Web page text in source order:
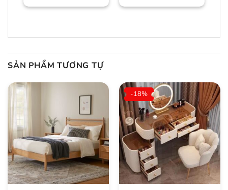
dẻ/màu trần Bảo
SẢN PHẨM TƯƠNG TỰ
-18%